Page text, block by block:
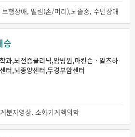
행장애, 떨림(손/머리),뇌졸중, 수면장애
승
과,뇌전증클리닉,암병원,파킨슨ㆍ알츠하
터,뇌종양센터,두경부암센터
분자영상, 소화기계핵의학